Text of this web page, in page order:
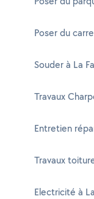
Poser du
Souder à La
Travaux
Entretien
Travaux
Electricité à